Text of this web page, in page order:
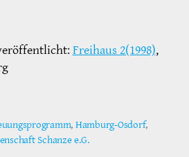
Freihaus 2(1998),
, Hamburg-Osdorf,
Schanze e.G.